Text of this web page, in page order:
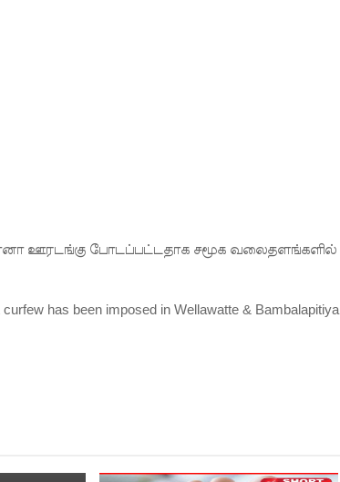
செப்டம்பர் 23 வரை ஒத்திவைப்பு!
ஊரடங்கு போடப்பட்டதாக சமூக வலைதளங்களில்
has been imposed in Wellawatte & Bambalapitiya